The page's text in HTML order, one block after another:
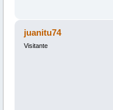
juanitu74
Visitante